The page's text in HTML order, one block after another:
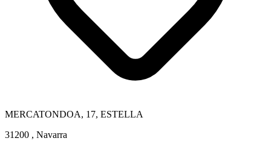
MERCATONDOA, 17, ESTELLA
31200 , Navarra